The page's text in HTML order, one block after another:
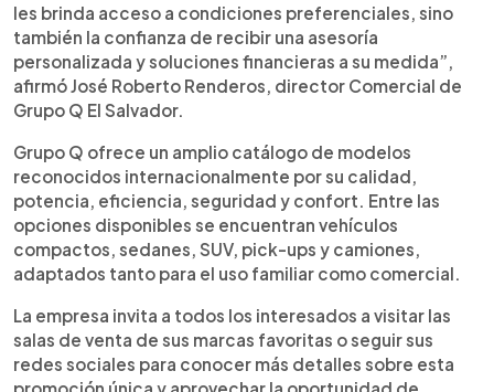
les brinda acceso a condiciones preferenciales, sino
también la confianza de recibir una asesoría
personalizada y soluciones financieras a su medida”,
afirmó José Roberto Renderos, director Comercial de
Grupo Q El Salvador.
Grupo Q ofrece un amplio catálogo de modelos
reconocidos internacionalmente por su calidad,
potencia, eficiencia, seguridad y confort. Entre las
opciones disponibles se encuentran vehículos
compactos, sedanes, SUV, pick-ups y camiones,
adaptados tanto para el uso familiar como comercial.
La empresa invita a todos los interesados a visitar las
salas de venta de sus marcas favoritas o seguir sus
redes sociales para conocer más detalles sobre esta
promoción única y aprovechar la oportunidad de